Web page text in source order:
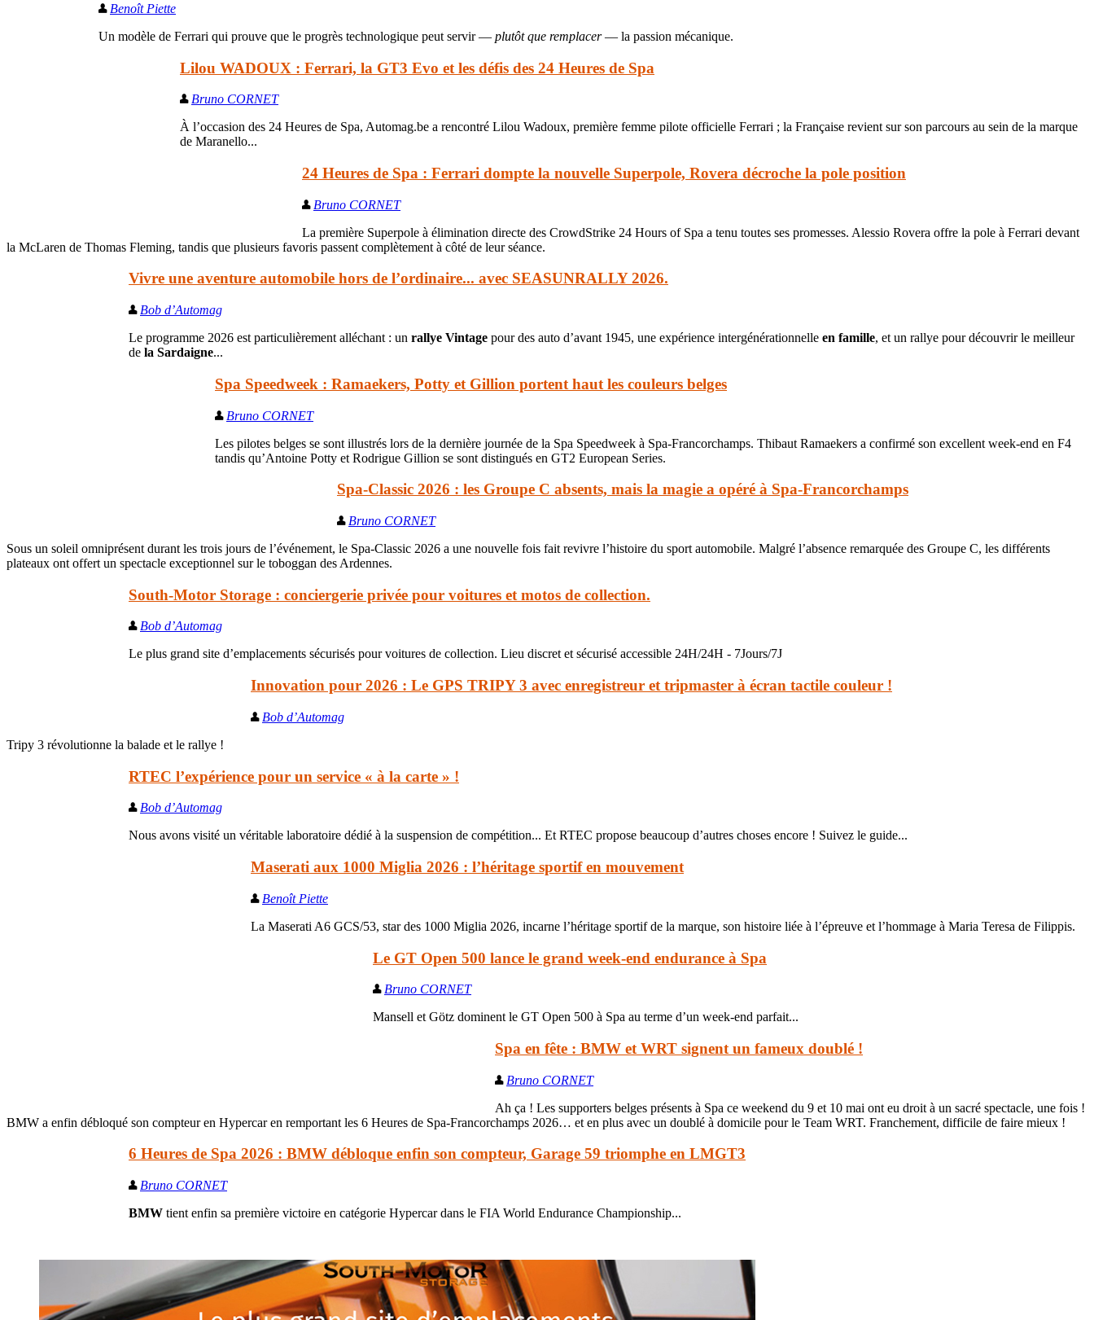
Benoît Piette
Un modèle de Ferrari qui prouve que le progrès technologique peut servir — plutôt que remplacer— la passion mécanique.
Lilou WADOUX : Ferrari, la GT3 Evo et les défis des 24 Heures de Spa
Bruno CORNET
À l’occasion des 24 Heures de Spa, Automag.be a rencontré Lilou Wadoux, première femme pilote officielle Ferrari ; la Française revient sur son parcours au sein de la marque
de Maranello...
24 Heures de Spa : Ferrari dompte la nouvelle Superpole, Rovera décroche la pole position
Bruno CORNET
La première Superpole à élimination directe des CrowdStrike 24 Hours of Spa a tenu toutes ses promesses. Alessio Rovera offre la pole à Ferrari devant
la McLaren de Thomas Fleming, tandis que plusieurs favoris passent complètement à côté de leur séance.
Vivre une aventure automobile hors de l’ordinaire... avec SEASUNRALLY 2026.
Bob d’Automag
Le programme 2026 est particulièrement alléchant : un rallye Vintage pour des auto d’avant 1945, une expérience intergénérationnelle en famille, et un rallye pour découvrir le meilleur
de la Sardaigne...
Spa Speedweek : Ramaekers, Potty et Gillion portent haut les couleurs belges
Bruno CORNET
Les pilotes belges se sont illustrés lors de la dernière journée de la Spa Speedweek à Spa-Francorchamps. Thibaut Ramaekers a confirmé son excellent week-end en F4
tandis qu’Antoine Potty et Rodrigue Gillion se sont distingués en GT2 European Series.
Spa-Classic 2026 : les Groupe C absents, mais la magie a opéré à Spa-Francorchamps
Bruno CORNET
Sous un soleil omniprésent durant les trois jours de l’événement, le Spa-Classic 2026 a une nouvelle fois fait revivre l’histoire du sport automobile. Malgré l’absence remarquée des Groupe C, les différents
plateaux ont offert un spectacle exceptionnel sur le toboggan des Ardennes.
South-Motor Storage : conciergerie privée pour voitures et motos de collection.
Bob d’Automag
Le plus grand site d’emplacements sécurisés pour voitures de collection. Lieu discret et sécurisé accessible 24H/24H - 7Jours/7J
Innovation pour 2026 : Le GPS TRIPY 3 avec enregistreur et tripmaster à écran tactile couleur !
Bob d’Automag
Tripy 3 révolutionne la balade et le rallye !
RTEC l’expérience pour un service « à la carte » !
Bob d’Automag
Nous avons visité un véritable laboratoire dédié à la suspension de compétition... Et RTEC propose beaucoup d’autres choses encore ! Suivez le guide...
Maserati aux 1000 Miglia 2026 : l’héritage sportif en mouvement
Benoît Piette
La Maserati A6 GCS/53, star des 1000 Miglia 2026, incarne l’héritage sportif de la marque, son histoire liée à l’épreuve et l’hommage à Maria Teresa de Filippis.
Le GT Open 500 lance le grand week-end endurance à Spa
Bruno CORNET
Mansell et Götz dominent le GT Open 500 à Spa au terme d’un week-end parfait...
Spa en fête : BMW et WRT signent un fameux doublé !
Bruno CORNET
Ah ça ! Les supporters belges présents à Spa ce weekend du 9 et 10 mai ont eu droit à un sacré spectacle, une fois !
BMW a enfin débloqué son compteur en Hypercar en remportant les 6 Heures de Spa-Francorchamps 2026… et en plus avec un doublé à domicile pour le Team WRT. Franchement, difficile de faire mieux !
6 Heures de Spa 2026 : BMW débloque enfin son compteur, Garage 59 triomphe en LMGT3
Bruno CORNET
BMW tient enfin sa première victoire en catégorie Hypercar dans le FIA World Endurance Championship...